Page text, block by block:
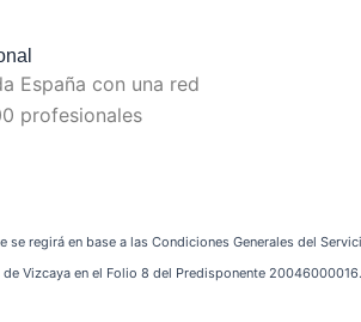
España con una red
profesionales
se regirá en base a las Condiciones Generales del
Vizcaya en el Folio 8 del Predisponente 20046000016.